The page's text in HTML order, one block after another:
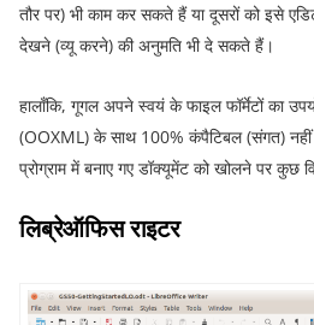
तौर पर) भी काम कर सकते हैं या दूसरों को इसे
देखने (व्यू करने) की अनुमति भी दे सकते हैं।
हालाँकि, गूगल अपने स्वयं के फाइल फॉर्मेटों का
(OOXML) के साथ 100% कंपैटिबल (संगत) नहीं
प्रोग्राम में बनाए गए डॉक्यूमेंट को खोलने पर कुछ
लिब्रेऑफिस राइटर